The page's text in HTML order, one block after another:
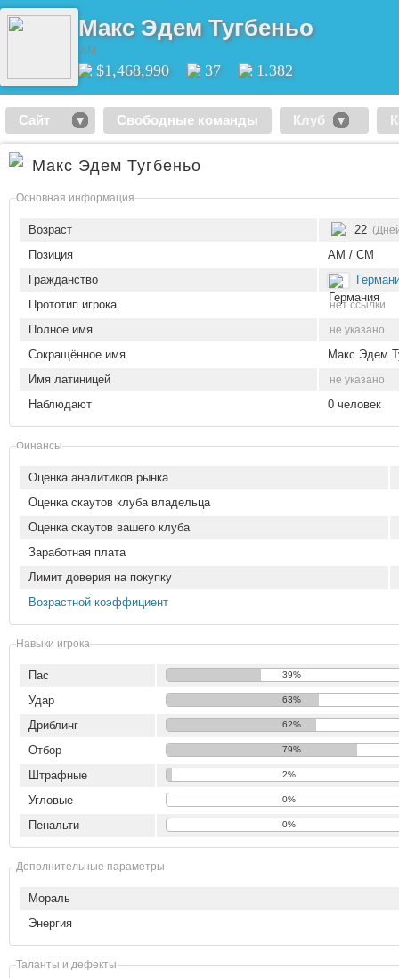
Макс Эдем Тугбеньо
AM
$1,468,990 37 1.382
Сайт Свободные команды Клуб
Макс Эдем Тугбеньо
Основная информация
Возраст 22
Позиция
AM / CM
Гражданство
Прототип игрока
нет ссылки
Полное имя не указано
Сокращённое имя
Макс Эдем
Имя латиницей
не указано
Наблюдают 0 человек
Финансы
Оценка аналитиков рынка
Оценка скаутов клуба владельца
Оценка скаутов вашего клуба
Заработная плата
Лимит доверия на покупку
Возрастной коэффициент
Навыки игрока
Пас 39%
Удар 63%
Дриблинг 62%
Отбор 79%
Штрафные 2%
Угловые 0%
Пенальти 0%
Дополнительные параметры
Мораль
Энергия
Таланты и дефекты